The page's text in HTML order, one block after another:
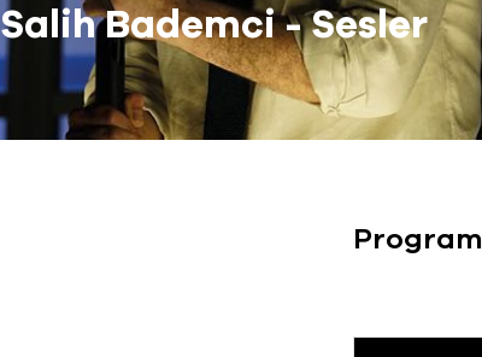
Salih Bademci - Sesler
Program